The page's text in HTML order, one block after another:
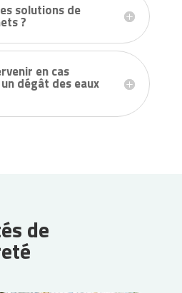
solutions de
?
en cas
dégât des eaux
de